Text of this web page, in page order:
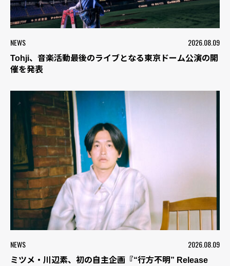
NEWS 2026.08.09
Tohji、音楽活動最後のライブとなる東京ドーム公演の開
催を発表
NEWS 2026.08.09
ミツメ・川辺素、初の自主企画『“行方不明” Release